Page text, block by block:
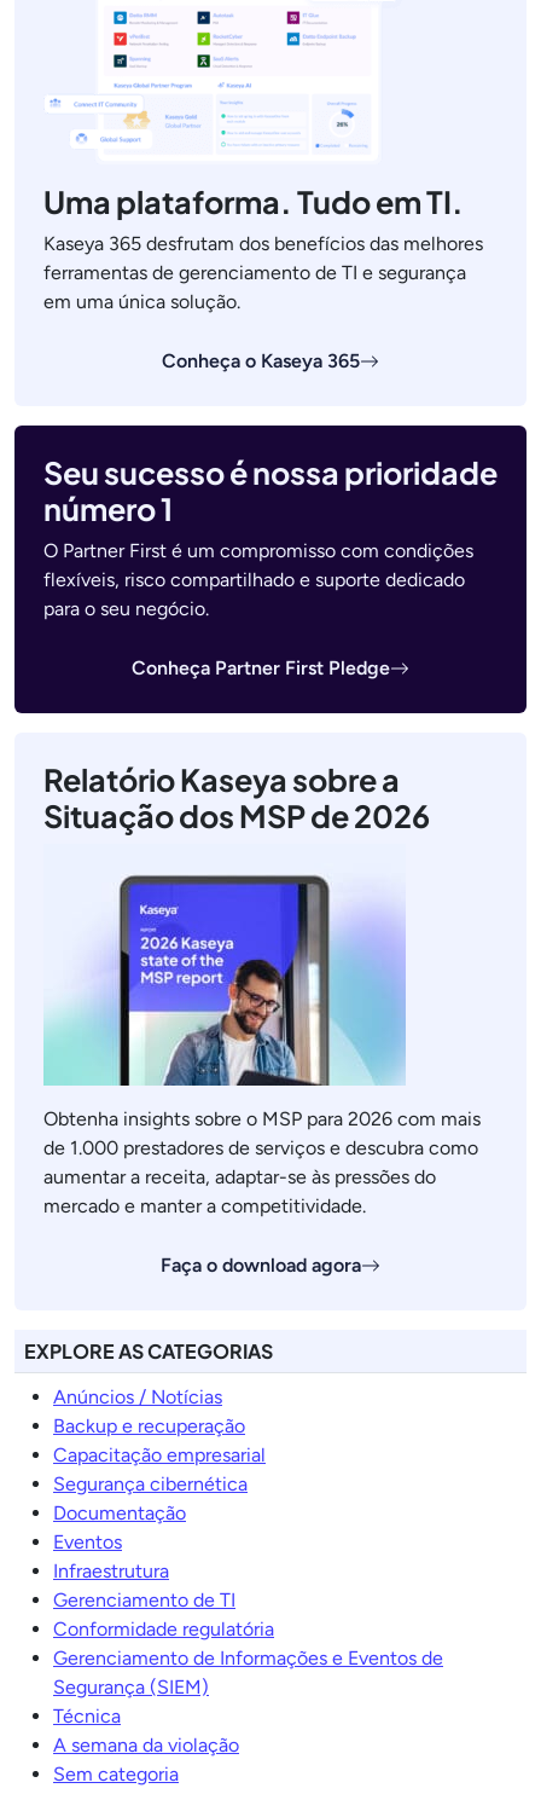
Uma plataforma. Tudo em TI.
Kaseya 365 desfrutam dos benefícios das melhores
ferramentas de gerenciamento de TI e segurança
em uma única solução.
Conheça o Kaseya 365
Seu sucesso é nossa prioridade
número 1
O Partner First é um compromisso com condições
flexíveis, risco compartilhado e suporte dedicado
para o seu negócio.
Conheça Partner First Pledge
Relatório Kaseya sobre a
Situação dos MSP de 2026
Obtenha insights sobre o MSP para 2026 com mais
de 1.000 prestadores de serviços e descubra como
aumentar a receita, adaptar-se às pressões do
mercado e manter a competitividade.
Faça o download agora
EXPLORE AS CATEGORIAS
Anúncios / Notícias
Backup e recuperação
Capacitação empresarial
Segurança cibernética
Documentação
Eventos
Infraestrutura
Gerenciamento de TI
Conformidade regulatória
Gerenciamento de Informações e Eventos de
Segurança (SIEM)
Técnica
A semana da violação
Sem categoria